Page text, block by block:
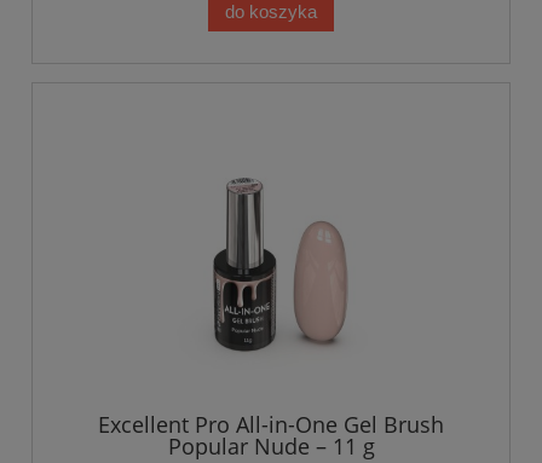
do koszyka
Excellent Pro All-in-One Gel Brush
Popular Nude – 11 g